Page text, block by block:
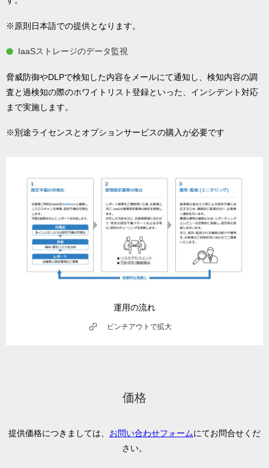
※原則日本語での提供となります。
IaaSストレージのデータ監視
脅威防御やDLPで検知した内容をメールにて通知し、検知内容の調
査と過検知の際のホワイトリスト登録といった、インシデント対応
まで実施します。
※別途ライセンスとオプションサービスの購入が必要です
運用の流れ
ピンチアウトで拡大
価格
提供価格につきましては、 お問い合わせフォームにてお問合せくだ
さい。